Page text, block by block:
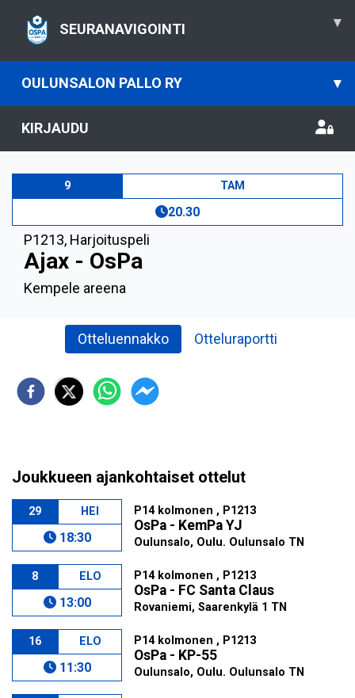
SEURANAVIGOINTI ▾
OULUNSALON PALLO RY ▾
KIRJAUDU
9 TAM
20.30
P1213, Harjoituspeli
Ajax - OsPa
Kempele areena
Otteluennakko Otteluraportti
Joukkueen ajankohtaiset ottelut
29 HEI
18:30
P14 kolmonen , P1213
OsPa - KemPa YJ
Oulunsalo, Oulu. Oulunsalo TN
8 ELO
13:00
P14 kolmonen , P1213
OsPa - FC Santa Claus
Rovaniemi, Saarenkylä 1 TN
16 ELO
11:30
P14 kolmonen , P1213
OsPa - KP-55
Oulunsalo, Oulu. Oulunsalo TN